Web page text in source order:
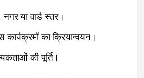
या वार्ड स्तर।
कार्यक्रमों का क्रियान्वयन।
की पूर्ति।